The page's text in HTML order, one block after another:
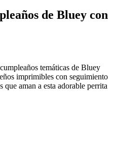
de Bluey con
temáticas de Bluey
imprimibles con seguimiento
que aman a esta adorable perrita